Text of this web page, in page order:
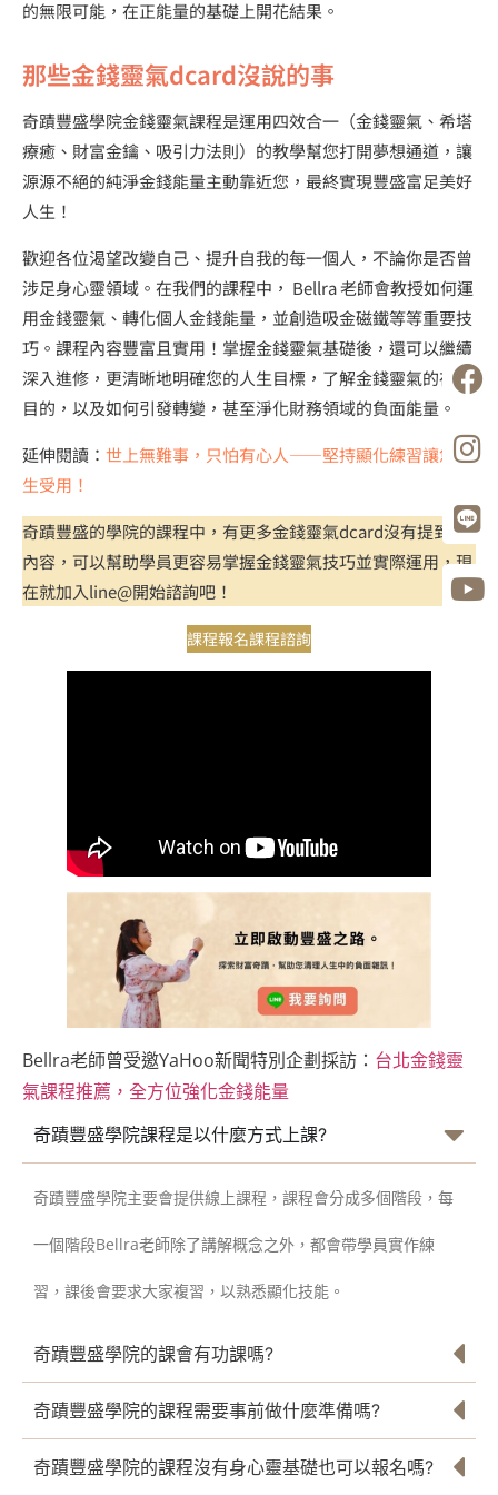
的無限可能，在正能量的基礎上開花結果。
那些金錢靈氣dcard沒說的事
奇蹟豐盛學院金錢靈氣課程是運用四效合一（金錢靈氣、希塔
療癒、財富金鑰、吸引力法則）的教學幫您打開夢想通道，讓
源源不絕的純淨金錢能量主動靠近您，最終實現豐盛富足美好
人生！
歡迎各位渴望改變自己、提升自我的每一個人，不論你是否曾
涉足身心靈領域。在我們的課程中， Bellra 老師會教授如何運
用金錢靈氣、轉化個人金錢能量，並創造吸金磁鐵等等重要技
巧。課程內容豐富且實用！掌握金錢靈氣基礎後，還可以繼續
深入進修，更清晰地明確您的人生目標，了解金錢靈氣的存在
目的，以及如何引發轉變，甚至淨化財務領域的負面能量。
延伸閱讀： 世上無難事，只怕有心人——堅持顯化練習讓您 1
生受用！
奇蹟豐盛的學院的課程中，有更多金錢靈氣dcard沒有提到的
內容，可以幫助學員更容易掌握金錢靈氣技巧並實際運用，現
在就加入line@開始諮詢吧！
課程報名課程諮詢
Bellra老師曾受邀YaHoo新聞特別企劃採訪： 台北金錢靈
氣課程推薦，全方位強化金錢能量
奇蹟豐盛學院課程是以什麼方式上課?
奇蹟豐盛學院主要會提供線上課程，課程會分成多個階段，每
一個階段Bellra老師除了講解概念之外，都會帶學員實作練
習，課後會要求大家複習，以熟悉顯化技能。
奇蹟豐盛學院的課會有功課嗎?
奇蹟豐盛學院的課程需要事前做什麼準備嗎?
奇蹟豐盛學院的課程沒有身心靈基礎也可以報名嗎?